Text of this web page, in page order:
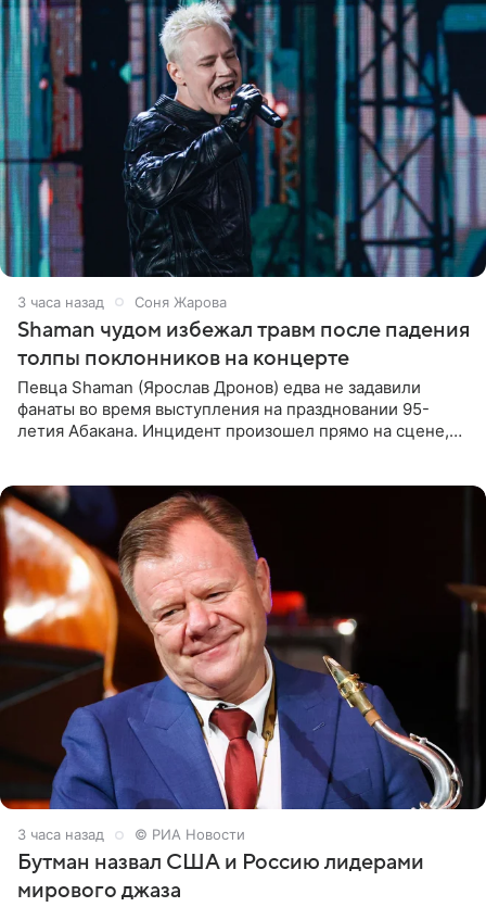
3 часа назад Соня Жарова
Shaman чудом избежал травм после падения
толпы поклонников на концерте
Певца Shaman (Ярослав Дронов) едва не задавили
фанаты во время выступления на праздновании 95-
летия Абакана. Инцидент произошел прямо на сцене,
3 часа назад © РИА Новости
Бутман назвал США и Россию лидерами
мирового джаза